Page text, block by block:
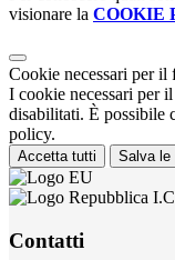
visionare la COOKIE
Cookie necessari per il
I cookie necessari per
disabilitati. È possibile
policy.
Accetta tutti Salva le
Contatti